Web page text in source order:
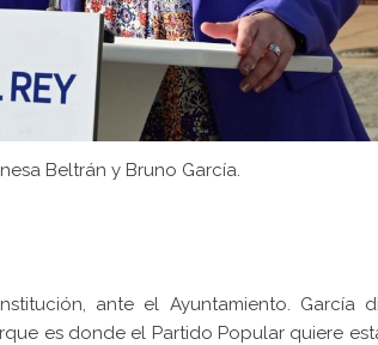
Beltrán y Bruno García.
ante el Ayuntamiento. García
es donde el Partido Popular quiere